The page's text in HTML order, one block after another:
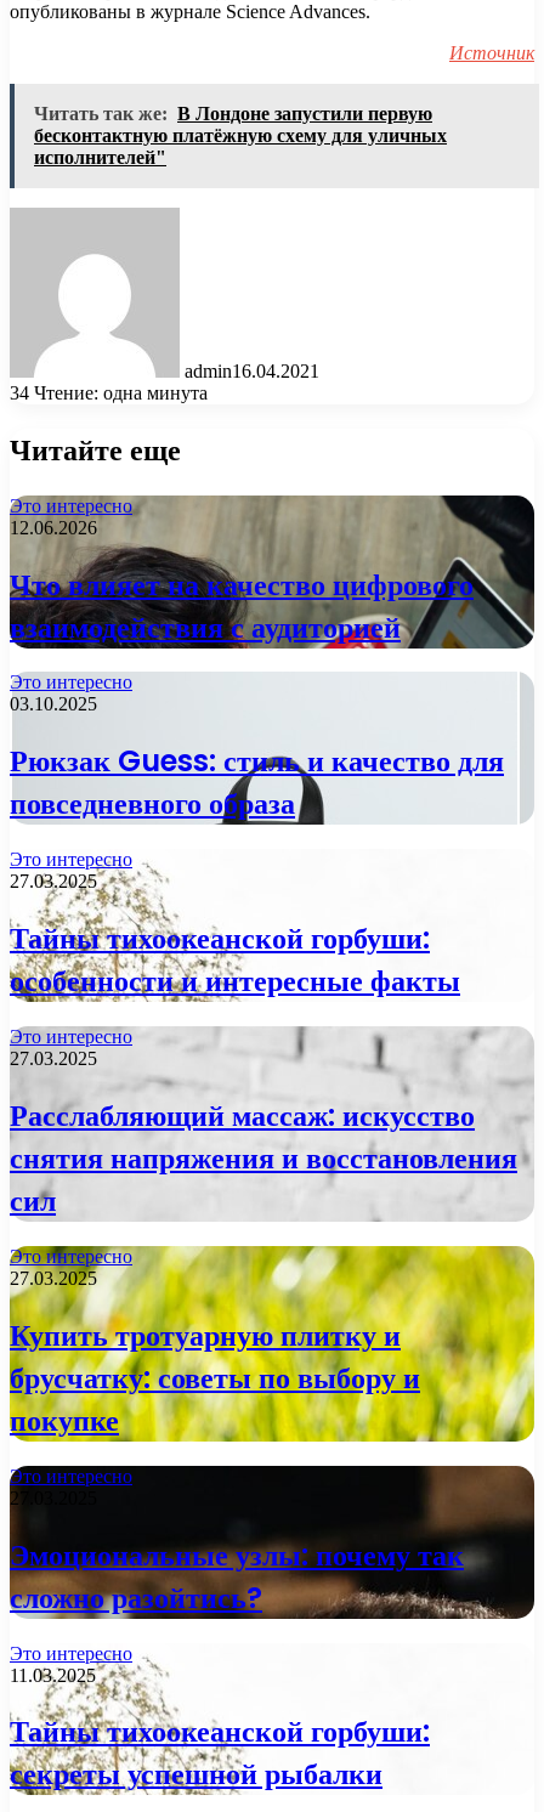
опубликованы в журнале Science Advances.
Источник
Читать так же: В Лондоне запустили первую
бесконтактную платёжную схему для уличных
исполнителей"
admin16.04.2021
34 Чтение: одна минута
Читайте еще
Это интересно
12.06.2026
Что влияет на качество цифрового
взаимодействия с аудиторией
Это интересно
03.10.2025
Рюкзак Guess: стиль и качество для
повседневного образа
Это интересно
27.03.2025
Тайны тихоокеанской горбуши:
особенности и интересные факты
Это интересно
27.03.2025
Расслабляющий массаж: искусство
снятия напряжения и восстановления
сил
Это интересно
27.03.2025
Купить тротуарную плитку и
брусчатку: советы по выбору и
покупке
Это интересно
27.03.2025
Эмоциональные узлы: почему так
сложно разойтись?
Это интересно
11.03.2025
Тайны тихоокеанской горбуши:
секреты успешной рыбалки